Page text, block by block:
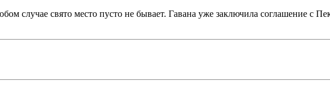
случае свято место пусто не бывает. Гавана уже заключила соглашение с